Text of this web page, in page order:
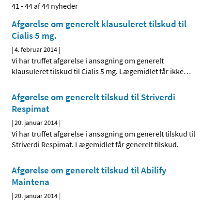
41 - 44 af 44 nyheder
Afgørelse om generelt klausuleret tilskud til
Cialis 5 mg.
|4. februar 2014 |
Vi har truffet afgørelse i ansøgning om generelt
klausuleret tilskud til Cialis 5 mg. Lægemidlet får ikke…
Afgørelse om generelt tilskud til Striverdi
Respimat
|20. januar 2014 |
Vi har truffet afgørelse i ansøgning om generelt tilskud til
Striverdi Respimat. Lægemidlet får generelt tilskud.
Afgørelse om generelt tilskud til Abilify
Maintena
|20. januar 2014 |